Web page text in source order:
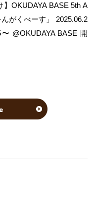
】OKUDAYA BASE 5th A
がくべーす」 2025.06.2
@OKUDAYA BASE 開